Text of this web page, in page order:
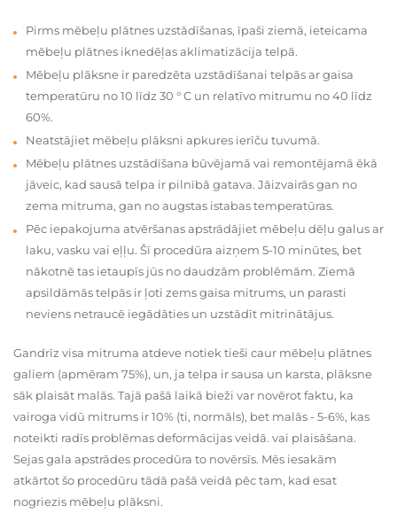
Pirms mēbeļu plātnes uzstādīšanas, īpaši ziemā, ieteicama
mēbeļu plātnes iknedēļas aklimatizācija telpā.
Mēbeļu plāksne ir paredzēta uzstādīšanai telpās ar gaisa
temperatūru no 10 līdz 30 ° C un relatīvo mitrumu no 40 līdz
60%.
Neatstājiet mēbeļu plāksni apkures ierīču tuvumā.
Mēbeļu plātnes uzstādīšana būvējamā vai remontējamā ēkā
jāveic, kad sausā telpa ir pilnībā gatava. Jāizvairās gan no
zema mitruma, gan no augstas istabas temperatūras.
Pēc iepakojuma atvēršanas apstrādājiet mēbeļu dēļu galus ar
laku, vasku vai eļļu. Šī procedūra aizņem 5-10 minūtes, bet
nākotnē tas ietaupīs jūs no daudzām problēmām. Ziemā
apsildāmās telpās ir ļoti zems gaisa mitrums, un parasti
neviens netraucē iegādāties un uzstādīt mitrinātājus.
Gandrīz visa mitruma atdeve notiek tieši caur mēbeļu plātnes
galiem (apmēram 75%), un, ja telpa ir sausa un karsta, plāksne
sāk plaisāt malās. Tajā pašā laikā bieži var novērot faktu, ka
vairoga vidū mitrums ir 10% (ti, normāls), bet malās - 5-6%, kas
noteikti radīs problēmas deformācijas veidā. vai plaisāšana.
Sejas gala apstrādes procedūra to novērsīs. Mēs iesakām
atkārtot šo procedūru tādā pašā veidā pēc tam, kad esat
nogriezis mēbeļu plāksni.